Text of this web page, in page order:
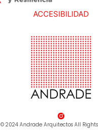
© 2024 Andrade Arquitectos All Rights
ACCESIBILIDAD